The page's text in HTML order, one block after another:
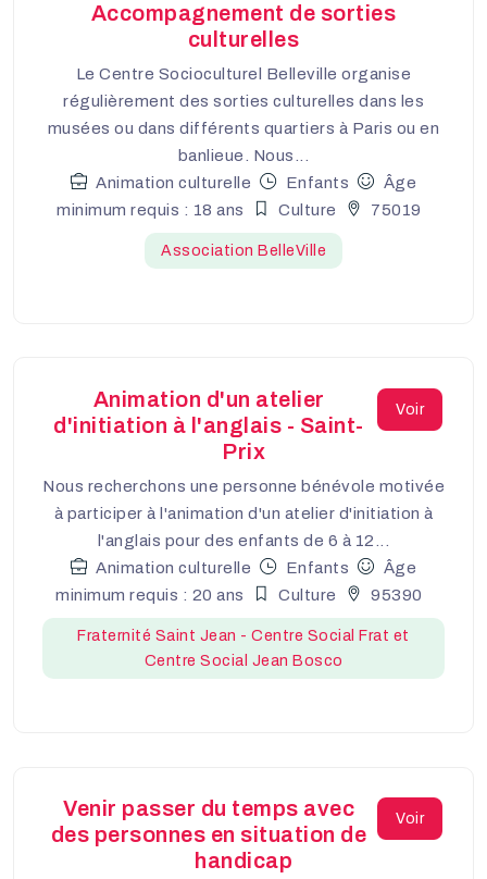
Accompagnement de sorties
culturelles
Le Centre Socioculturel Belleville organise
régulièrement des sorties culturelles dans les
musées ou dans différents quartiers à Paris ou en
banlieue. Nous...
Animation culturelle
Enfants
Âge
minimum requis : 18 ans
Culture 75019
Association BelleVille
Voir
Animation d'un atelier
d'initiation à l'anglais - Saint-
Prix
Nous recherchons une personne bénévole motivée
à participer à l'animation d'un atelier d'initiation à
l'anglais pour des enfants de 6 à 12...
Animation culturelle
Enfants
Âge
minimum requis : 20 ans
Culture 95390
Fraternité Saint Jean - Centre Social Frat et
Centre Social Jean Bosco
Voir
Venir passer du temps avec
des personnes en situation de
handicap